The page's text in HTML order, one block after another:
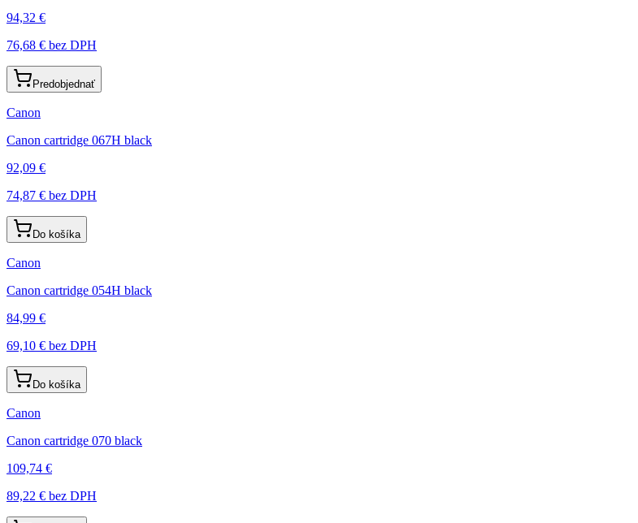
94,32 €
76,68 € bez DPH
Predobjednať
Canon
Canon cartridge 067H black
92,09 €
74,87 € bez DPH
Do košíka
Canon
Canon cartridge 054H black
84,99 €
69,10 € bez DPH
Do košíka
Canon
Canon cartridge 070 black
109,74 €
89,22 € bez DPH